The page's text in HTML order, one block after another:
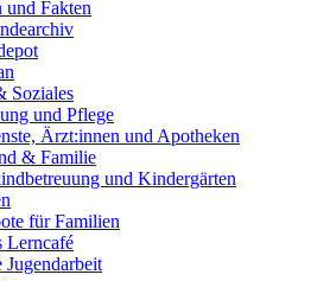
und Fakten
Soziales
und Pflege
Ärzt:innen und Apotheken
& Familie
und Kindergärten
für Familien
Lerncafé
Jugendarbeit